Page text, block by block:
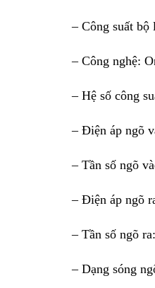
– Công suất
– Công nghệ:
– Hệ số công
– Điện áp ngõ
– Tần số ngõ
– Điện áp ngõ
– Tần số ngõ
– Dạng sóng